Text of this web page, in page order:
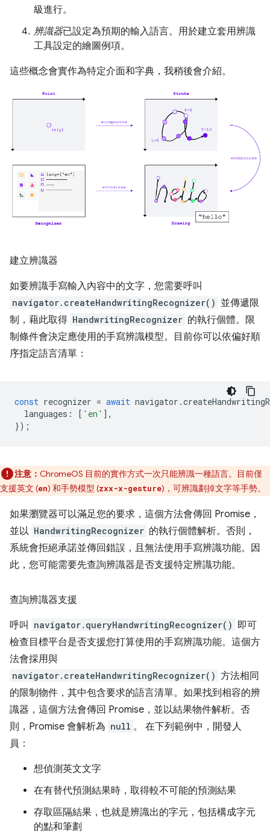
級進行。
辨識器已設定為預期的輸入語言。用於建立套用辨識
工具設定的繪圖例項。
這些概念會實作為特定介面和字典，我稍後會介紹。
建立辨識器
如要辨識手寫輸入內容中的文字，您需要呼叫
navigator.createHandwritingRecognizer() 並傳遞限
制，藉此取得 HandwritingRecognizer 的執行個體。限
制條件會決定應使用的手寫辨識模型。目前你可以依偏好順
序指定語言清單：
const recognizer = await navigator .
languages : [ 'en' ],
});
注意： ChromeOS 目前的實作方式一次只能辨識一種語言。目前僅
支援英文 (en) 和手勢模型 (zxx-x-gesture)，可辨識劃掉文字等手勢。
如果瀏覽器可以滿足您的要求，這個方法會傳回 Promise，
並以 HandwritingRecognizer 的執行個體解析。否則，
系統會拒絕承諾並傳回錯誤，且無法使用手寫辨識功能。因
此，您可能需要先查詢辨識器是否支援特定辨識功能。
查詢辨識器支援
呼叫 navigator.queryHandwritingRecognizer() 即可
檢查目標平台是否支援您打算使用的手寫辨識功能。這個方
法會採用與
navigator.createHandwritingRecognizer() 方法相同
的限制物件，其中包含要求的語言清單。如果找到相容的辨
識器，這個方法會傳回 Promise，並以結果物件解析。否
則，Promise 會解析為 null 。 在下列範例中，開發人
員：
想偵測英文文字
在有替代預測結果時，取得較不可能的預測結果
存取區隔結果，也就是辨識出的字元，包括構成字元
的點和筆劃